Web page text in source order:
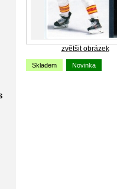
zvětšit obrázek
Skladem Novinka